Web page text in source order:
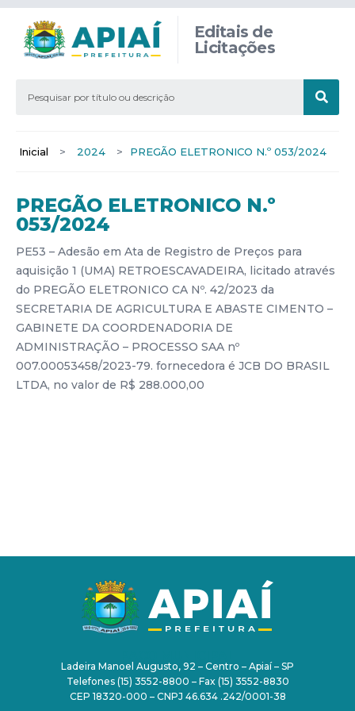
Editais de
Licitações
Inicial > 2024 > PREGÃO ELETRONICO N.º 053/2024
PREGÃO ELETRONICO N.º
053/2024
PE53 – Adesão em Ata de Registro de Preços para
aquisição 1 (UMA) RETROESCAVADEIRA, licitado através
do PREGÃO ELETRONICO CA Nº. 42/2023 da
SECRETARIA DE AGRICULTURA E ABASTE CIMENTO –
GABINETE DA COORDENADORIA DE
ADMINISTRAÇÃO – PROCESSO SAA nº
007.00053458/2023-79. fornecedora é JCB DO BRASIL
LTDA, no valor de R$ 288.000,00
Ladeira Manoel Augusto, 92 – Centro – Apiaí – SP
Telefones (15) 3552-8800 – Fax (15) 3552-8830
CEP 18320-000 – CNPJ 46.634 .242/0001-38